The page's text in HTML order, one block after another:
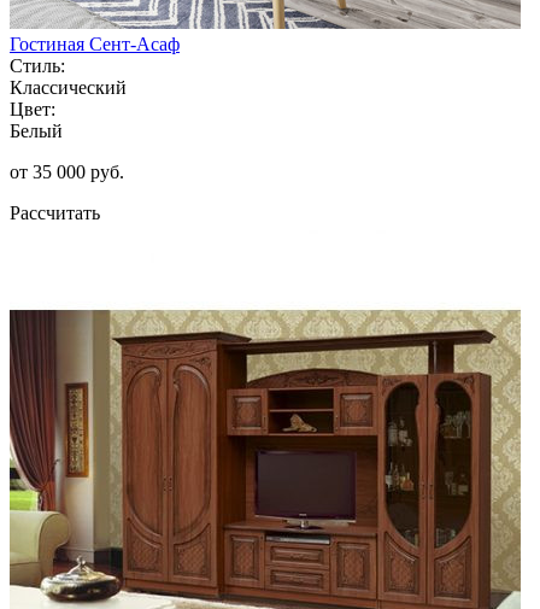
Гостиная Сент-Асаф
Стиль:
Классический
Цвет:
Белый
от 35 000 руб.
Рассчитать